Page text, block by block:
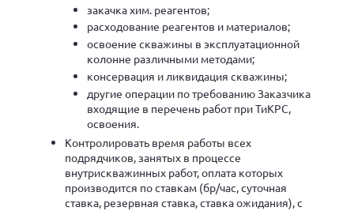
закачка хим. реагентов;
расходование реагентов и материалов;
освоение скважины в эксплуатационной
колонне различными методами;
консервация и ликвидация скважины;
другие операции по требованию Заказчика
входящие в перечень работ при ТиКРС,
освоения.
Контролировать время работы всех
подрядчиков, занятых в процессе
внутрискважинных работ, оплата которых
производится по ставкам (бр/час, суточная
ставка, резервная ставка, ставка ожидания), с